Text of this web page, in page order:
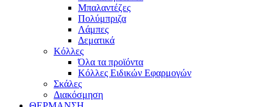
Μπαλαντέζες
Πολύμπριζα
Λάμπες
Δεματικά
Κόλλες
Όλα τα προϊόντα
Κόλλες Ειδικών Εφαρμογών
Σκάλες
Διακόσμηση